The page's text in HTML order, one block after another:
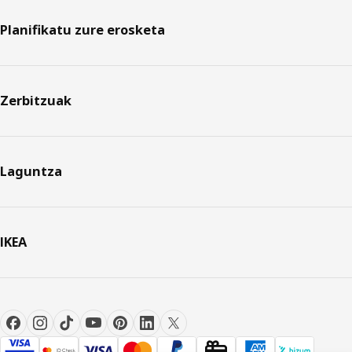
Planifikatu zure erosketa
Zerbitzuak
Laguntza
IKEA